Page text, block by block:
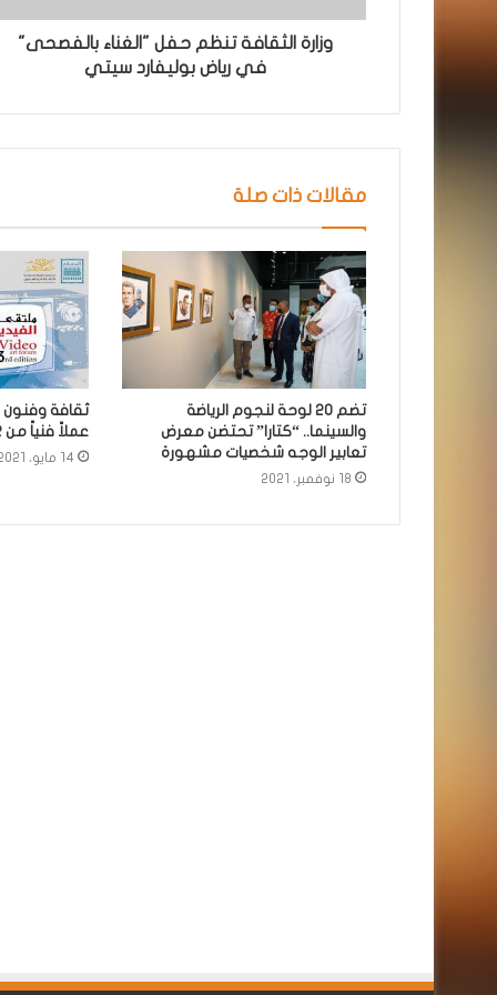
وزارة الثقافة تنظم حفل "الغناء بالفصحى"
في رياض بوليفارد سيتي
مقالات ذات صلة
تضم 20 لوحة لنجوم الرياضة
والسينما.. “كتارا” تحتضن معرض
تعابير الوجه شخصيات مشهورة
18 نوفمبر، 2021
عملاً فنياً من ٣٢ دولة
14 مايو، 2021